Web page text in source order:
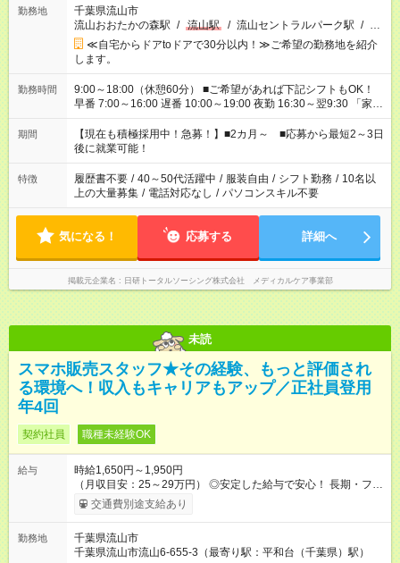
勤務地
千葉県流山市
流山おおたかの森駅 / 流山駅 / 流山セントラルパーク駅 / …
≪自宅からドアtoドアで30分以内！≫ご希望の勤務地を紹介
します。
勤務時間
9:00～18:00（休憩60分） ■ご希望があれば下記シフトもOK！
早番 7:00～16:00 遅番 10:00～19:00 夜勤 16:30～翌9:30 「家族
と休みを合わせたい」 「余裕を持って夕飯の準備がしたい」
「できれば残業はしたくない」 など、ご希望を教えてください
ね。 ※Wワーク希望の方へ 今ご覧のお仕事で希望する勤務時間
と、もう1つのお仕事の勤務時間。 合計で週40時間を超える場
合は応募できません。
期間
【現在も積極採用中！急募！】■2カ月～ ■応募から最短2～3日
後に就業可能！
特徴 履歴書不要 / 40～50代活躍中 / 服装自由 / シフト勤務 / 10名以
上の大量募集 / 電話対応なし / パソコンスキル不要
気になる！ 応募する 詳細へ
掲載元企業名 日研トータルソーシング株式会社 メディカルケア事業部
未読
スマホ販売スタッフ★その経験、もっと評価され
る環境へ！収入もキャリアもアップ／正社員登用
年4回
契約社員 職種未経験OK
給与
時給1,650円～1,950円
（月収目安：25～29万円） ◎安定した給与で安心！ 長期・フル
タイムで勤務いただける方にお越しいただきたいと思っていま
す。シフトが削られることはないので、安定した給与が入りま
たいという人もいると思います。このあたりは柔軟に対応する
ので、お気軽にご相談ください！ ※2ヶ月の試用期間がありま
交通費別途支給あり
勤務地
千葉県流山市
千葉県流山市流山6-655-3（最寄り駅：平和台（千葉県）駅）